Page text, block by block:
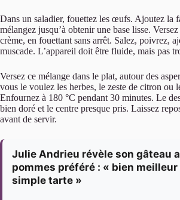
Dans un saladier, fouettez les œufs. Ajoutez la
mélangez jusqu’à obtenir une base lisse.
crème, en fouettant sans arrêt. Salez, poivrez,
muscade. L’appareil doit être fluide, mais pas
Versez ce mélange dans le plat, autour des
vous le voulez les herbes, le zeste de citron ou
Enfournez à 180 °C pendant 30 minutes. Le
bien doré et le centre presque pris. Laissez
avant de servir.
Julie Andrieu révèle son gâteau
pommes préféré : « bien meilleur
simple tarte »